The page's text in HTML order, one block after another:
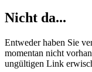
Nicht da...
Entweder haben Sie
momentan nicht
ungültigen Link